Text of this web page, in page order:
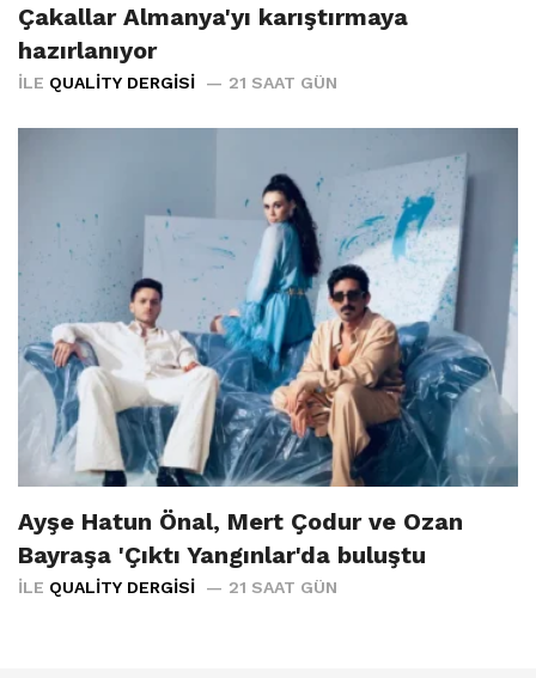
Çakallar Almanya'yı karıştırmaya
hazırlanıyor
İLE QUALITY DERGISI 21 SAAT GÜN
Ayşe Hatun Önal, Mert Çodur ve Ozan
Bayraşa 'Çıktı Yangınlar'da buluştu
İLE QUALITY DERGISI 21 SAAT GÜN